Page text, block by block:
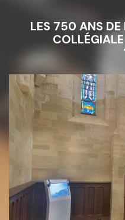
LES 750 ANS DE